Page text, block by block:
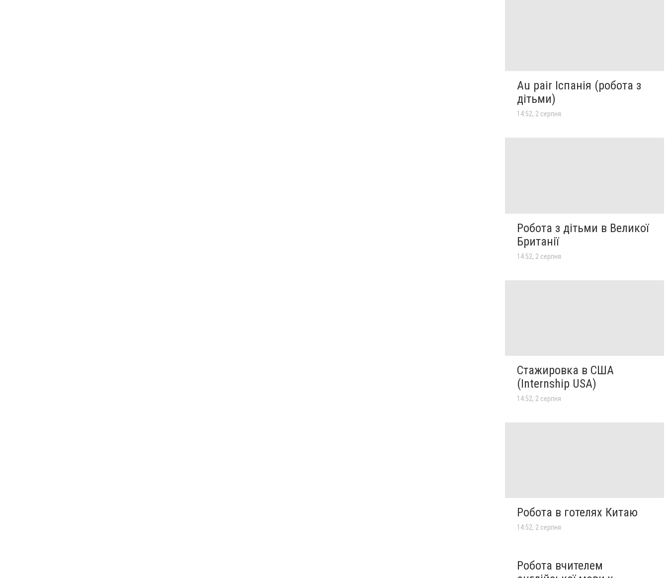
Au pair Іспанія (робота з
дітьми)
14:52, 2 серпня
Робота з дітьми в Великої
Британії
14:52, 2 серпня
Стажировка в США
(Internship USA)
14:52, 2 серпня
Робота в готелях Китаю
14:52, 2 серпня
Робота вчителем